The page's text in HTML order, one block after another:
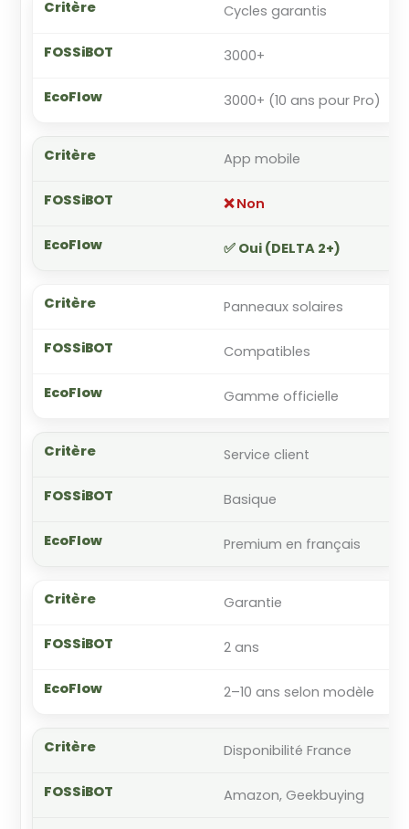
Cycles garantis
3000+
3000+ (10 ans pour Pro)
App mobile
❌ Non
✅ Oui (DELTA 2+)
Panneaux solaires
Compatibles
Gamme officielle
Service client
Basique
Premium en français
Garantie
2 ans
2–10 ans selon modèle
Disponibilité France
Amazon, Geekbuying